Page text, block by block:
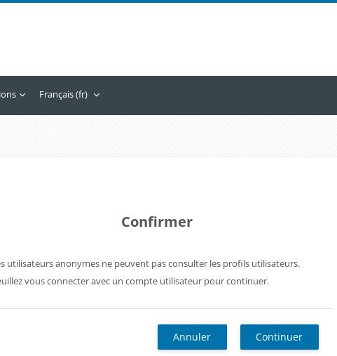
Français ‎(fr)‎
Confirmer
utilisateurs anonymes ne peuvent pas consulter les profils utilisateurs.
vous connecter avec un compte utilisateur pour continuer.
Annuler Continuer